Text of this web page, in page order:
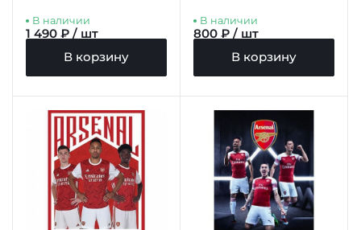
В наличии
1 490 ₽ / шт
В корзину
В наличии
800 ₽ / шт
В корзину